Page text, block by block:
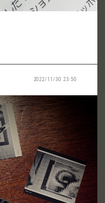
2022/11/30 23:50